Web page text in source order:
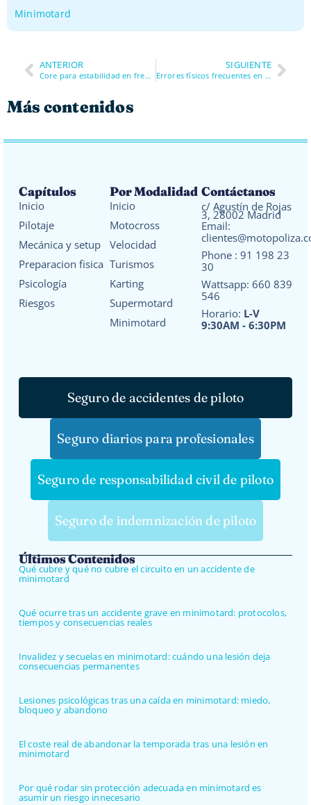
Minimotard
ANTERIOR
Core para estabilidad en frenadas
SIGUIENTE
Errores físicos frecuentes en karting
Más contenidos
Capítulos
Inicio
Pilotaje
Mecánica y setup
Preparacion fisica
Psicología
Riesgos
Por Modalidad
Inicio
Motocross
Velocidad
Turismos
Karting
Supermotard
Minimotard
Contáctanos
c/ Agustín de Rojas
3, 28002 Madrid
Email:
Phone : 91 198 23
30
Wattsapp: 660 839
546
Horario: L-V
9:30AM - 6:30PM
Seguro de accidentes de piloto
Seguro diarios para profesionales
Seguro de responsabilidad civil de piloto
Seguro de indemnización de piloto
Últimos Contenidos
Qué cubre y qué no cubre el circuito en un accidente de
minimotard
Qué ocurre tras un accidente grave en minimotard: protocolos,
tiempos y consecuencias reales
Invalidez y secuelas en minimotard: cuándo una lesión deja
consecuencias permanentes
Lesiones psicológicas tras una caída en minimotard: miedo,
bloqueo y abandono
El coste real de abandonar la temporada tras una lesión en
minimotard
Por qué rodar sin protección adecuada en minimotard es
asumir un riesgo innecesario